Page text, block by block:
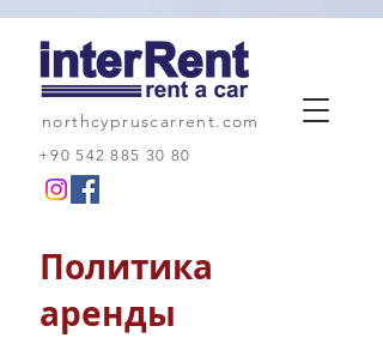
northcypruscarrent.com
+90 542 885 30 80
Политика
аренды